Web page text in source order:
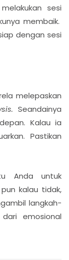
sesi
membaik.
dengan sesi
melepaskan
Seandainya
Kalau ia
Pastikan
Anda untuk
kalau tidak,
langkah-
emosional